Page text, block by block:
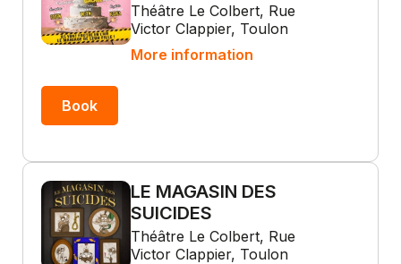
Théâtre Le Colbert, Rue
Victor Clappier, Toulon
More information
Book
LE MAGASIN DES
SUICIDES
Théâtre Le Colbert, Rue
Victor Clappier, Toulon